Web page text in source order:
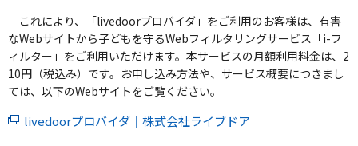
これにより、「livedoorプロバイダ」をご利用のお客様は、有害
なWebサイトから子どもを守るWebフィルタリングサービス「i-フ
ィルター」をご利用いただけます。本サービスの月額利用料金は、2
10円（税込み）です。お申し込み方法や、サービス概要につきまし
ては、以下のWebサイトをご覧ください。
livedoorプロバイダ｜株式会社ライブドア